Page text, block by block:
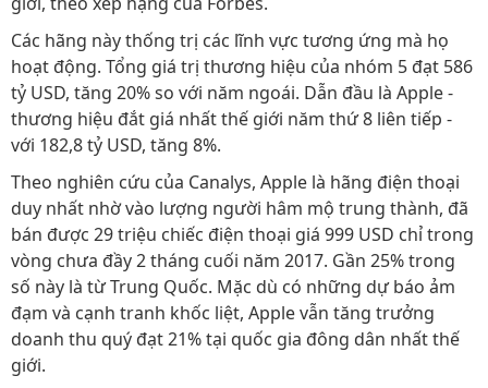
Các hãng này thống trị các lĩnh vực tương ứng mà họ
hoạt động. Tổng giá trị thương hiệu của nhóm 5 đạt 586
tỷ USD, tăng 20% so với năm ngoái. Dẫn đầu là Apple -
thương hiệu đắt giá nhất thế giới năm thứ 8 liên tiếp -
với 182,8 tỷ USD, tăng 8%.
Theo nghiên cứu của Canalys, Apple là hãng điện thoại
duy nhất nhờ vào lượng người hâm mộ trung thành, đã
bán được 29 triệu chiếc điện thoại giá 999 USD chỉ trong
vòng chưa đầy 2 tháng cuối năm 2017. Gần 25% trong
số này là từ Trung Quốc. Mặc dù có những dự báo ảm
đạm và cạnh tranh khốc liệt, Apple vẫn tăng trưởng
doanh thu quý đạt 21% tại quốc gia đông dân nhất thế
giới.